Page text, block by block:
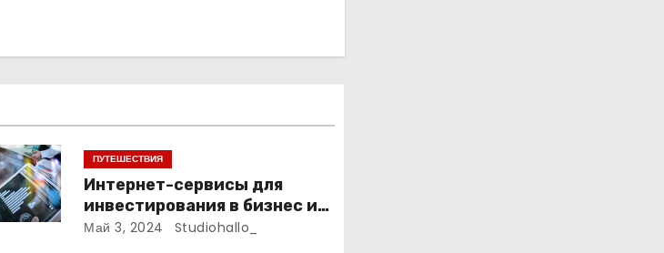
ПУТЕШЕСТВИЯ
Интернет-сервисы для
инвестирования в бизнес и
финансирования
Май 3, 2024 Studiohallo_